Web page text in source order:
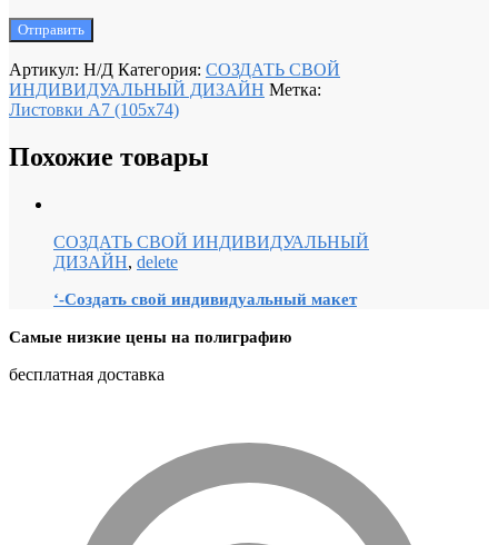
Артикул: Н/Д Категория: СОЗДАТЬ СВОЙ
ИНДИВИДУАЛЬНЫЙ ДИЗАЙН Метка:
Листовки А7 (105x74)
Похожие товары
СОЗДАТЬ СВОЙ ИНДИВИДУАЛЬНЫЙ
ДИЗАЙН, delete
‘-Создать свой индивидуальный макет
Самые низкие цены на полиграфию
бесплатная доставка